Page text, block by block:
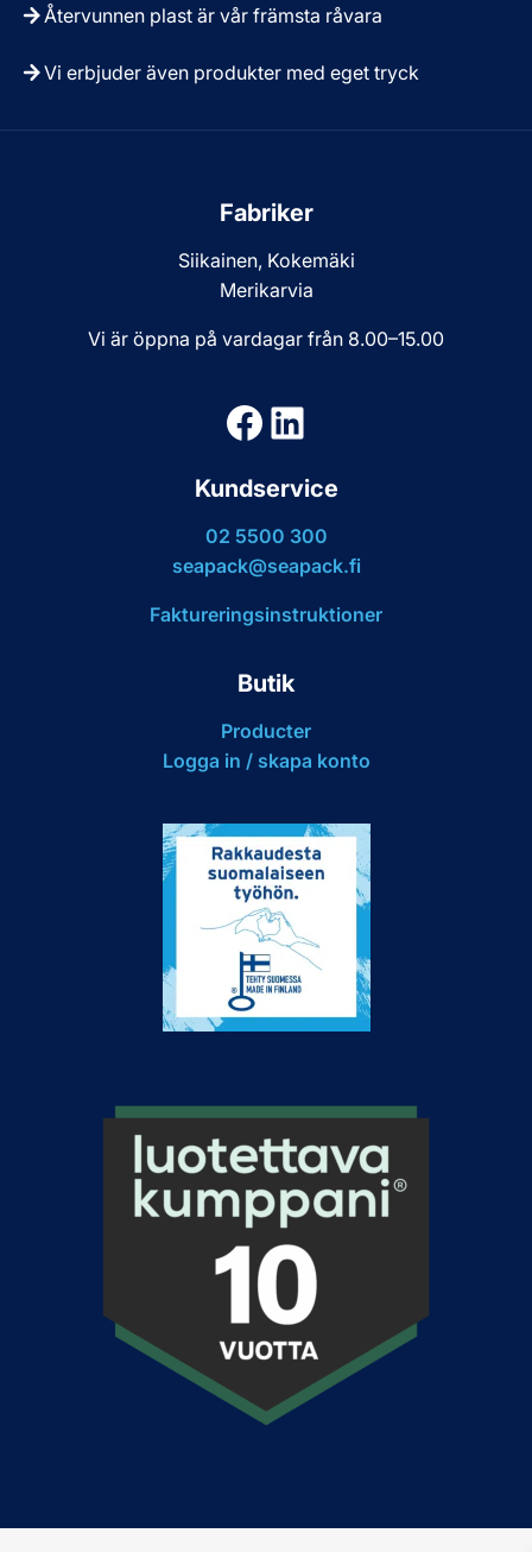
Återvunnen plast är vår främsta råvara
Vi erbjuder även produkter med eget tryck
Fabriker
Siikainen, Kokemäki
Merikarvia
Vi är öppna på vardagar från 8.00–15.00
Facebook
LinkedIn
Kundservice
02 5500 300
seapack@seapack.fi
Faktureringsinstruktioner
Butik
Producter
Logga in / skapa konto